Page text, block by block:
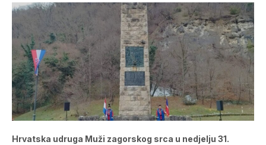
Hrvatska udruga Muži zagorskog srca u nedjelju 31.